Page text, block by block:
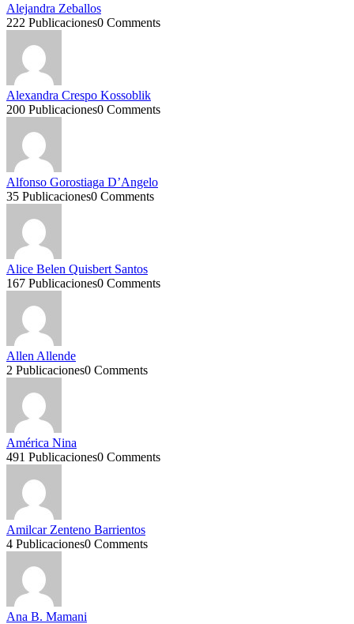
Alejandra Zeballos
222 Publicaciones0 Comments
Alexandra Crespo Kossoblik
200 Publicaciones0 Comments
Alfonso Gorostiaga D’Angelo
35 Publicaciones0 Comments
Alice Belen Quisbert Santos
167 Publicaciones0 Comments
Allen Allende
2 Publicaciones0 Comments
América Nina
491 Publicaciones0 Comments
Amilcar Zenteno Barrientos
4 Publicaciones0 Comments
Ana B. Mamani